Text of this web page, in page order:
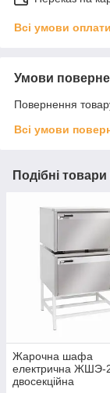
Всі умови оплати
Умови
Повернення
Всі умови
Подібні товари
Жарочна шафа
електрична ЖШЭ-
двосекційна